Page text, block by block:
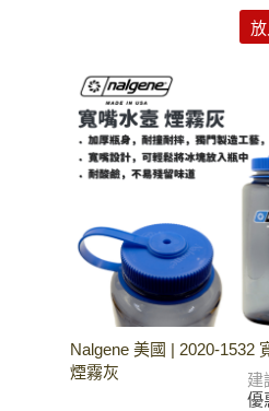
Nalgene 美國 | 2020-1532
煙霧灰
建
優